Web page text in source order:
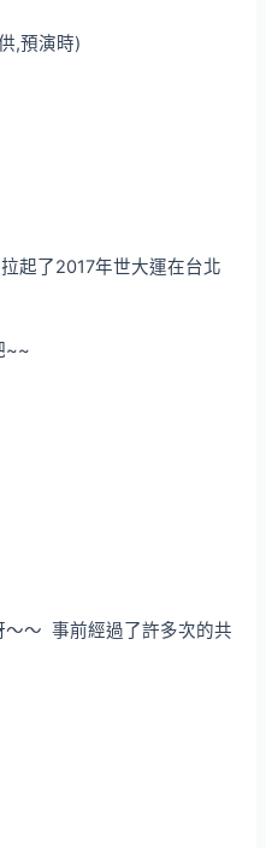
,預演時)
起了2017年世大運在台北
~~
～ 事前經過了許多次的共